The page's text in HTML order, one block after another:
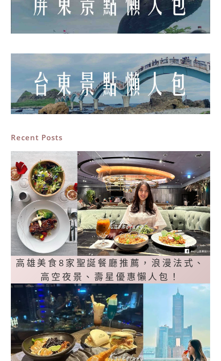
Recent Posts
高雄美食8家聖誕餐廳推薦，浪漫法式、
高空夜景、壽星優惠懶人包！